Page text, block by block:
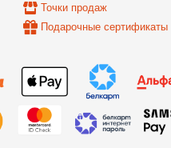
Точки продаж
Подарочные сертификаты